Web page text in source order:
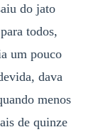
do jato
todos,
um pouco
dava
menos
de quinze